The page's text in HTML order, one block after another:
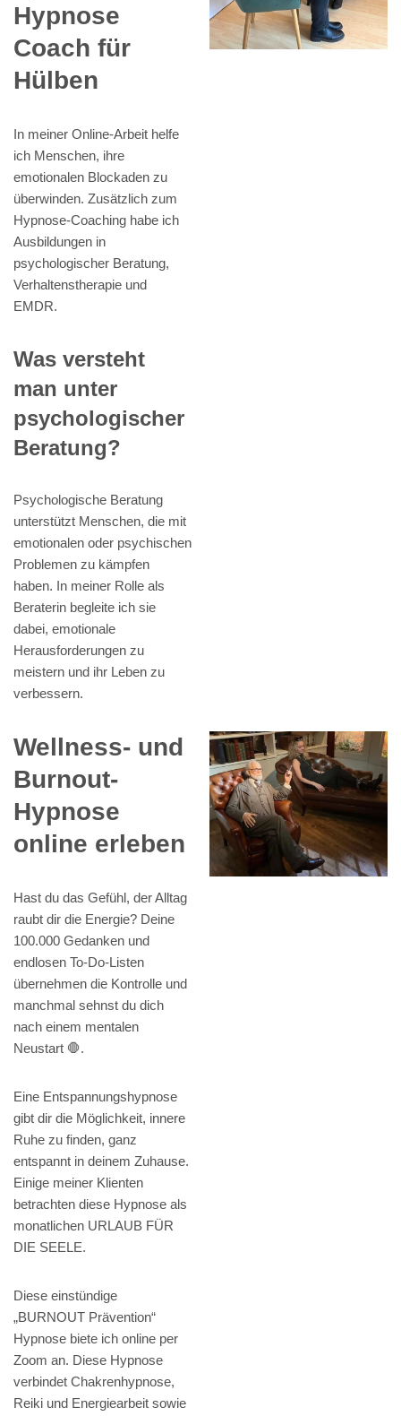
Hypnose
Coach für
Hülben
In meiner Online-Arbeit helfe
ich Menschen, ihre
emotionalen Blockaden zu
überwinden. Zusätzlich zum
Hypnose-Coaching habe ich
Ausbildungen in
psychologischer Beratung,
Verhaltenstherapie und
EMDR.
Was versteht
man unter
psychologischer
Beratung?
Psychologische Beratung
unterstützt Menschen, die mit
emotionalen oder psychischen
Problemen zu kämpfen
haben. In meiner Rolle als
Beraterin begleite ich sie
dabei, emotionale
Herausforderungen zu
meistern und ihr Leben zu
verbessern.
Wellness- und
Burnout-
Hypnose
online erleben
Hast du das Gefühl, der Alltag
raubt dir die Energie? Deine
100.000 Gedanken und
endlosen To-Do-Listen
übernehmen die Kontrolle und
manchmal sehnst du dich
nach einem mentalen
Neustart 🛑.
Eine Entspannungshypnose
gibt dir die Möglichkeit, innere
Ruhe zu finden, ganz
entspannt in deinem Zuhause.
Einige meiner Klienten
betrachten diese Hypnose als
monatlichen URLAUB FÜR
DIE SEELE.
Diese einstündige
„BURNOUT Prävention“
Hypnose biete ich online per
Zoom an. Diese Hypnose
verbindet Chakrenhypnose,
Reiki und Energiearbeit sowie